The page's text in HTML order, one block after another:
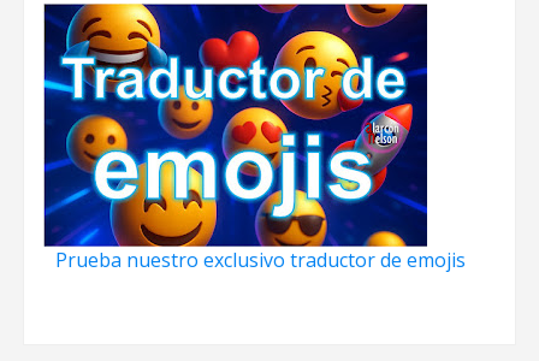
Prueba nuestro exclusivo traductor de emojis